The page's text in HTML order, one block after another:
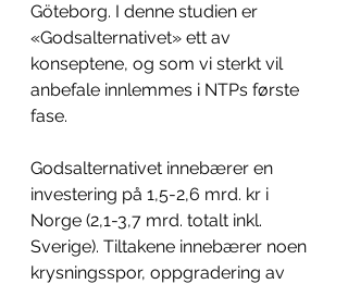
Göteborg. I denne studien er
«Godsalternativet» ett av
konseptene, og som vi sterkt vil
anbefale innlemmes i NTPs første
fase.
Godsalternativet innebærer en
investering på 1,5-2,6 mrd. kr i
Norge (2,1-3,7 mrd. totalt inkl.
Sverige). Tiltakene innebærer noen
krysningsspor, oppgradering av